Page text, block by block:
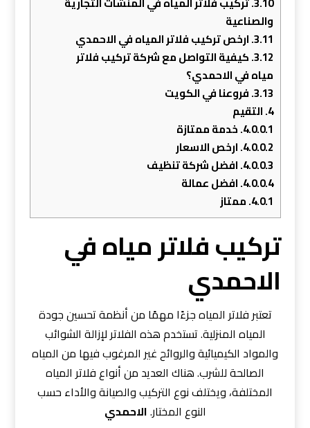
والصناعية
3.11. ارخص تركيب فلاتر المياه في الاحمدي
3.12. كيفية التواصل مع شركة تركيب فلاتر
مياه في الاحمدي؟
3.13. فروعنا في الكويت
4. التقيم
4.0.0.1. خدمة ممتازة
4.0.0.2. ارخص الاسعار
4.0.0.3. افضل شركة تنظيف
4.0.0.4. افضل عمالة
4.0.1. ممتاز
تركيب فلاتر مياه في
الاحمدي
تعتبر فلاتر المياه جزءًا مهمًا من أنظمة تحسين جودة
المياه المنزلية. تستخدم هذه الفلاتر لإزالة الشوائب
والمواد الكيميائية والروائح غير المرغوب فيها من المياه
الصالحة للشرب. هناك العديد من أنواع فلاتر المياه
المختلفة، ويختلف نوع التركيب والصيانة والأداء حسب
النوع المختار.الاحمدي